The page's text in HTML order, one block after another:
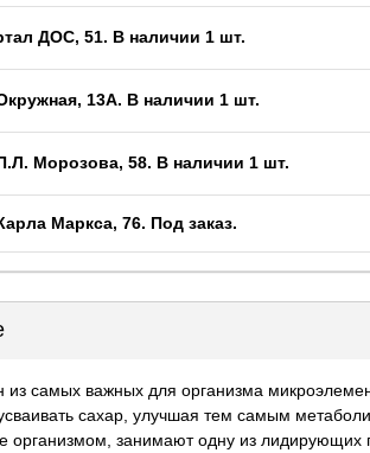
ДОС, 51. В наличии 1 шт.
13А. В наличии 1 шт.
Морозова, 58. В наличии 1 шт.
Маркса, 76. Под заказ.
самых важных для организма
сахар, улучшая тем самым
организмом, занимают одну из лидирующих